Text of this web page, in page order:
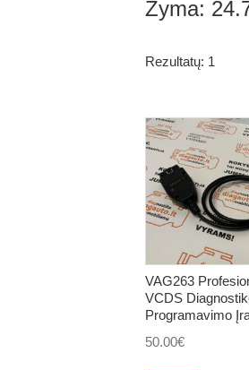
Žyma:
Rezultatų: 1
VAG263
VCDS
Programavimo
50.00€